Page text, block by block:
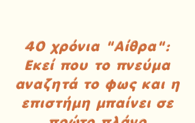
40 χρόνια "Αίθρα":
Εκεί που το πνεύμα
αναζητά το φως και η
επιστήμη μπαίνει σε